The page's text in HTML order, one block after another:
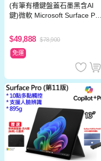
(有筆有槽鍵盤蓋石墨黑含AI
鍵)微軟 Microsoft Surface Pro
12G)石墨黑
$49,888 $78,900
免運